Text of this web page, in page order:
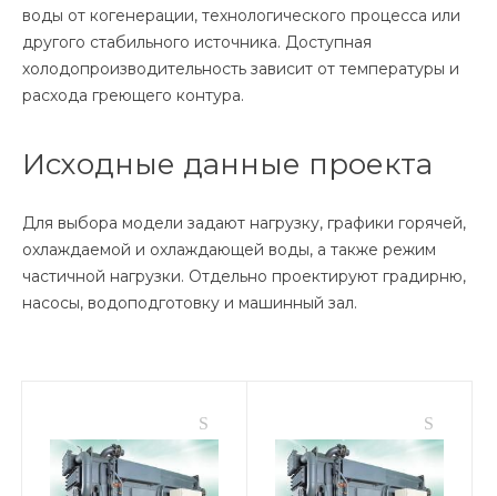
воды от когенерации, технологического процесса или
другого стабильного источника. Доступная
холодопроизводительность зависит от температуры и
расхода греющего контура.
Исходные данные проекта
Для выбора модели задают нагрузку, графики горячей,
охлаждаемой и охлаждающей воды, а также режим
частичной нагрузки. Отдельно проектируют градирню,
насосы, водоподготовку и машинный зал.